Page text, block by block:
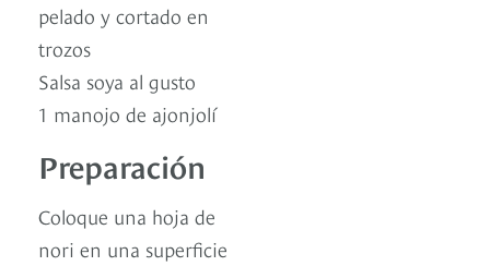
pelado y cortado en
trozos
Salsa soya al gusto
1 manojo de ajonjolí
Preparación
Coloque una hoja de
nori en una superficie